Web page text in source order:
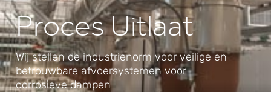
Zoek op
Proces Uitlaat
Wij stellen de industrienorm voor veilige en
betrouwbare afvoersystemen voor
corrosieve dampen